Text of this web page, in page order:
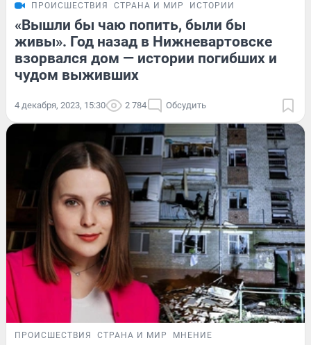
ПРОИСШЕСТВИЯ СТРАНА И МИР ИСТОРИИ
«Вышли бы чаю попить, были бы
живы». Год назад в Нижневартовске
взорвался дом — истории погибших и
чудом выживших
4 декабря, 2023, 15:30 2 784 Обсудить
ПРОИСШЕСТВИЯ СТРАНА И МИР МНЕНИЕ